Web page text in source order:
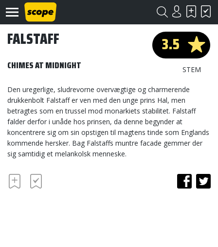
Om
Scope
Kontakt
3.5
STEM
FALSTAFF
CHIMES AT MIDNIGHT
Den uregerlige, sludrevorne overvægtige og charmerende
drukkenbolt Falstaff er ven med den unge prins Hal, men
betragtes som en trussel mod monarkiets stabilitet. Falstaff
falder derfor i unåde hos prinsen, da denne begynder at
koncentrere sig om sin opstigen til magtens tinde som Englands
kommende hersker. Bag Falstaffs muntre facade gemmer der
sig samtidig et melankolsk menneske.